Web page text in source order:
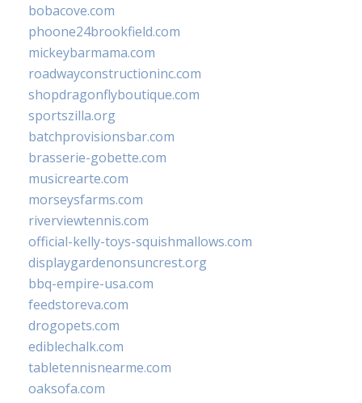
bobacove.com
phoone24brookfield.com
mickeybarmama.com
roadwayconstructioninc.com
shopdragonflyboutique.com
sportszilla.org
batchprovisionsbar.com
brasserie-gobette.com
musicrearte.com
morseysfarms.com
riverviewtennis.com
official-kelly-toys-squishmallows.com
displaygardenonsuncrest.org
bbq-empire-usa.com
feedstoreva.com
drogopets.com
ediblechalk.com
tabletennisnearme.com
oaksofa.com